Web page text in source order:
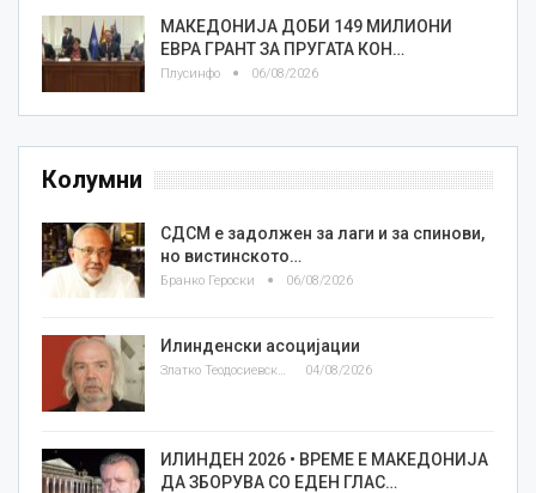
МАКЕДОНИЈА ДОБИ 149 МИЛИОНИ
ЕВРА ГРАНТ ЗА ПРУГАТА КОН…
Плусинфо 06/08/2026
Колумни
СДСМ е задолжен за лаги и за спинови,
но вистинското…
Бранко Героски 06/08/2026
Илинденски асоцијации
Златко Теодосиевски 04/08/2026
ИЛИНДЕН 2026 • ВРЕМЕ Е МАКЕДОНИЈА
ДА ЗБОРУВА СО ЕДЕН ГЛАС…